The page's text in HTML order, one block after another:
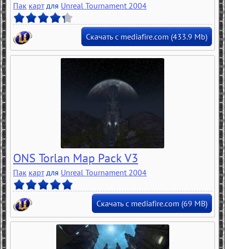
Пак картдля Unreal Tournament 2004
Скачать с mediafire.com (433.9 Mb)
ONS Torlan Map Pack V3
Пак картдля Unreal Tournament 2004
Скачать с mediafire.com (69 MB)